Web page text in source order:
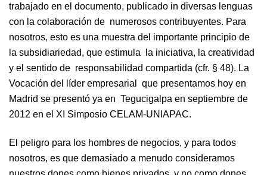
trabajado en el documento, publicado in diversas lenguas
con la colaboración de numerosos contribuyentes. Para
nosotros, esto es una muestra del importante principio de
la subsidiariedad, que estimula la iniciativa, la creatividad
y el sentido de responsabilidad compartida (cfr. § 48). La
Vocación del líder empresarial que presentamos hoy en
Madrid se presentó ya en Tegucigalpa en septiembre de
2012 en el XI Simposio CELAM-UNIAPAC.
El peligro para los hombres de negocios, y para todos
nosotros, es que demasiado a menudo consideramos